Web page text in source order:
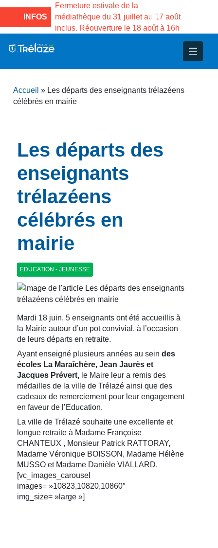
INFOS
la Maison des
de Gama du
Fermeture estivale de la
médiathèque du 31 juillet au 17 août
inclus. Réouverture le 18 août à 16h
et d’animations
Projets
– Jumelage
Accueil » Les départs des enseignants trélazéens
célébrés en mairie
Les départs des
enseignants
trélazéens
célébrés en
mairie
EDUCATION - JEUNESSE
Mardi 18 juin, 5 enseignants ont été accueillis à
la Mairie autour d’un pot convivial, à l’occasion
de leurs départs en retraite.
Ayant enseigné plusieurs années au sein des
écoles La Maraîchère, Jean Jaurès et
Jacques Prévert, le Maire leur a remis des
médailles de la ville de Trélazé ainsi que des
cadeaux de remerciement pour leur engagement
en faveur de l’Education.
La ville de Trélazé souhaite une excellente et
longue retraite à Madame Françoise
CHANTEUX , Monsieur Patrick RATTORAY,
Madame Véronique BOISSON, Madame Hélène
MUSSO et Madame Danièle VIALLARD.
[vc_images_carousel
images= »10823,10820,10860″
img_size= »large »]